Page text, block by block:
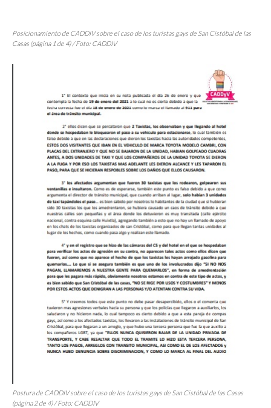
Posicionamiento de CADDIV sobre el caso de los turistas gays de San Cistóbal de las
Casas (página 1 de 4) / Foto: CADDIV
Postura de CADDIV sobre el caso de los turistas gays de San Cistóbal de las Casas
(página 2 de 4) / Foto: CADDIV